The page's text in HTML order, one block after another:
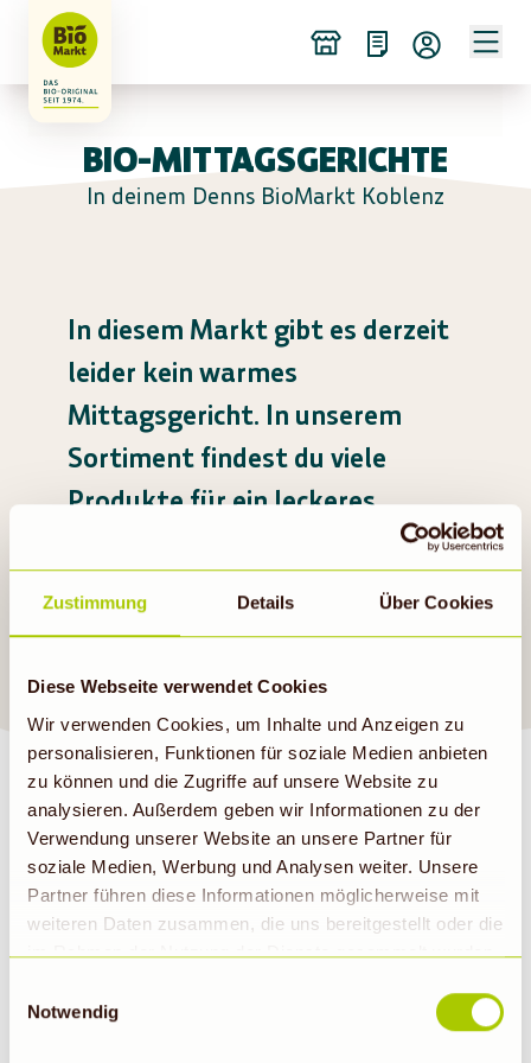
Zustimmung Details Über Cookies
Diese Webseite verwendet Cookies
Wir verwenden Cookies, um Inhalte und Anzeigen zu
personalisieren, Funktionen für soziale Medien anbieten
zu können und die Zugriffe auf unsere Website zu
analysieren. Außerdem geben wir Informationen zu der
Verwendung unserer Website an unsere Partner für
soziale Medien, Werbung und Analysen weiter. Unsere
Partner führen diese Informationen möglicherweise mit
weiteren Daten zusammen, die uns bereitgestellt oder die
im Rahmen der Nutzung der Dienste gesammelt wurden.
erhobenen Daten in den USA durch Google: Unsere
Notwendig
BIO-MITTAGSGERICHTE
In deinem Denns BioMarkt Koblenz
In diesem Markt gibt es derzeit
leider kein warmes
Mittagsgericht. In unserem
Sortiment findest du viele
Produkte für ein leckeres
findest du auch in unseren
aktuellen Angeboten.
Guten Appetit!
BIOMARKT NEWSLETTER
E-Mail Abonnieren